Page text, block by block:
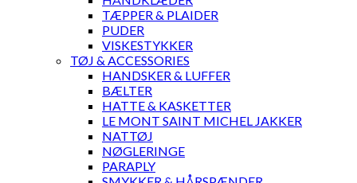
TÆPPER & PLAIDER
PUDER
VISKESTYKKER
TØJ & ACCESSORIES
HANDSKER & LUFFER
BÆLTER
HATTE & KASKETTER
LE MONT SAINT MICHEL JAKKER
NATTØJ
NØGLERINGE
PARAPLY